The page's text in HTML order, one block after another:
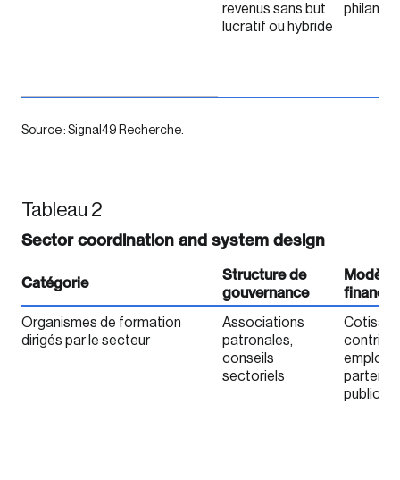
revenus sans but
lucratif ou hybride
Source : Signal49 Recherche.
Tableau 2
Sector coordination and system design
Catégorie
Structure de
gouvernance
Modèle
Organismes de formation
dirigés par le secteur
Associations
patronales,
conseils
sectoriels
publics